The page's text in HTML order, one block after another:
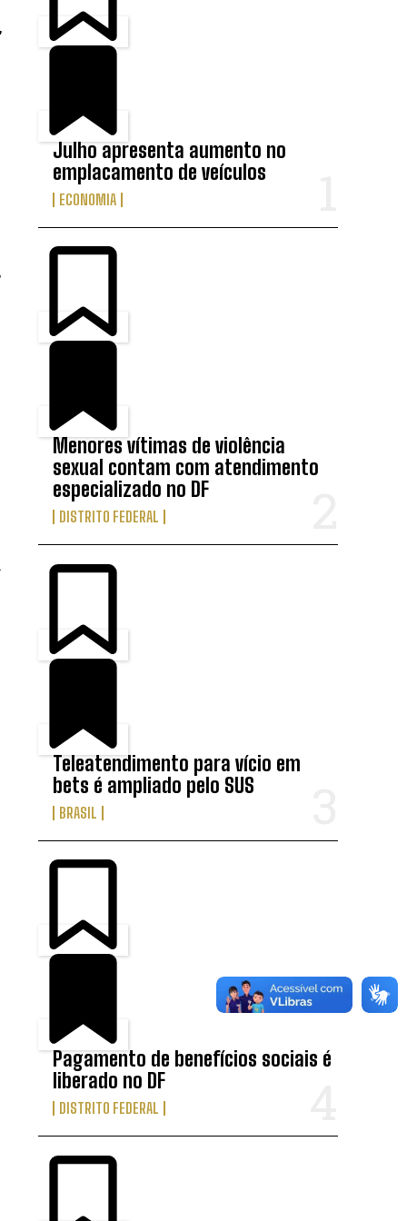
Julho apresenta aumento no
emplacamento de veículos
ECONOMIA
Menores vítimas de violência
sexual contam com atendimento
especializado no DF
DISTRITO FEDERAL
Teleatendimento para vício em
bets é ampliado pelo SUS
BRASIL
Pagamento de benefícios sociais é
liberado no DF
DISTRITO FEDERAL